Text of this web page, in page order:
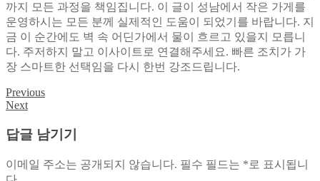
까지 모든 과정을 책임집니다. 이 글이 성남에서 작은 가게를
운영하시는 모든 분께 실제적인 도움이 되었기를 바랍니다. 지
금 이 순간에도 벽 속 어딘가에서 물이 흐르고 있을지 모릅니
다. 주저하지 말고 이사이트로 연결해주세요. 빠른 조치가 가
장 스마트한 선택임을 다시 한번 강조드립니다.
글
색
Previous
Next
답글 남기기
이메일 주소는 공개되지 않습니다. 필수 필드는 * 로 표시됩니